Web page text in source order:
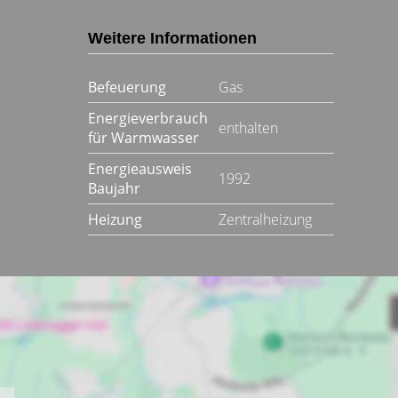
Weitere Informationen
Befeuerung
Gas
Energieverbrauch
für Warmwasser
enthalten
Energieausweis
Baujahr
1992
Heizung Zentralheizung